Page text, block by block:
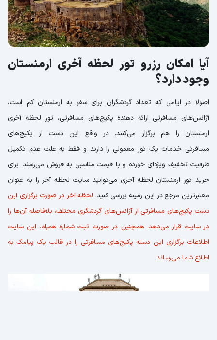
آیا امکان رزرو تور لحظه آخری ارمنستان
وجود دارد؟
اصولا در ایامی که تعداد گردشگران برای سفر به ارمنستان کم است،
آژانس‌های مسافرتی ارائه دهنده پکیج‌های مسافرتی، تور لحظه آخری
ارمنستان را هم برگزار می‌کنند. در واقع این دست از پکیج‌های
مسافرتی خدمات یک تور معمولی را دارند و فقط به علت عدم تکمیل
ظرفیت تخفیف ویژه‌ای خورده و با قیمت مناسبی به فروش می‌رسند. برای
خرید تور ارمنستان لحظه آخری می‌توانید سایت لحظه آخر را به عنوان
معتبرترین مرجع در این زمینه بررسی کنید. لحظه آخر در صورت برگزاری این
دست پکیج‌های مسافرتی از آژانس‌های گردشگری مختلف، بلافاصله آن‌ها را
در سایت قرار می‌دهد. همچنین در صورت ثبت شماره همراه، این سایت
اطلاعات برگزاری این دسته پکیج‌های مسافرتی را در قالب یک پیامک به
اطلاع شما می‌رساند.